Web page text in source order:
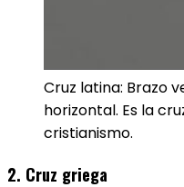
Cruz latina: Brazo
horizontal. Es la
cristianismo.
2. Cruz griega